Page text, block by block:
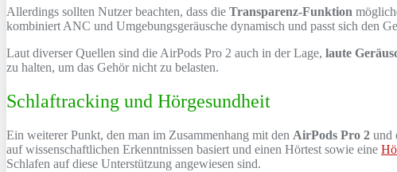
Allerdings sollten Nutzer beachten, dass die Transparenz-Funktion
kombiniert ANC und Umgebungsgeräusche dynamisch und passt sich den
Laut diverser Quellen sind die AirPods Pro 2 auch in der Lage, laute
zu halten, um das Gehör nicht zu belasten.
Schlaftracking und Hörgesundheit
Ein weiterer Punkt, den man im Zusammenhang mit den AirPods Pro 2 und
auf wissenschaftlichen Erkenntnissen basiert und einen Hörtest sowie eine
Schlafen auf diese Unterstützung angewiesen sind.